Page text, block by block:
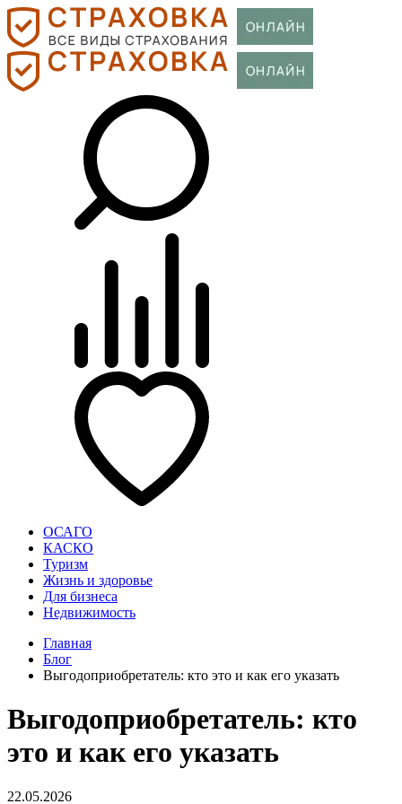
ОСАГО
КАСКО
Туризм
Жизнь и здоровье
Для бизнеса
Недвижимость
Главная
Блог
Выгодоприобретатель: кто это и как его указать
Выгодоприобретатель: кто
это и как его указать
22.05.2026